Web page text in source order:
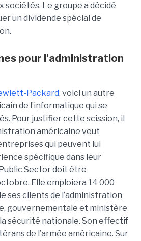
sociétés. Le groupe a décidé
un dividende spécial de
pour l'administration
Packard, voici un autre
de l’informatique qui se
Pour justifier cette scission, il
américaine veut
qui peuvent lui
spécifique dans leur
Public Sector doit être
Elle emploiera 14 000
ses clients de l’administration
gouvernementale et ministère
sécurité nationale. Son effectif
de l’armée américaine. Sur